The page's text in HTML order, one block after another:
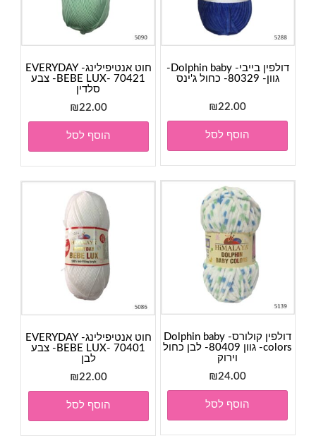
דולפין בייבי- Dolphin baby-
גוון- 80329- כחול ג'ינס
₪22.00
הוסף לסל
חוט אנטיפילינג- EVERYDAY
BEBE LUX- 70421- צבע
סלדין
₪22.00
הוסף לסל
דולפין קולורס- Dolphin baby
colors- גוון 80409- לבן כחול
וירוק
₪24.00
הוסף לסל
חוט אנטיפילינג- EVERYDAY
BEBE LUX- 70401- צבע
לבן
₪22.00
הוסף לסל